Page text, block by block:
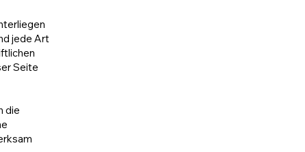
jede Art
Seite
die